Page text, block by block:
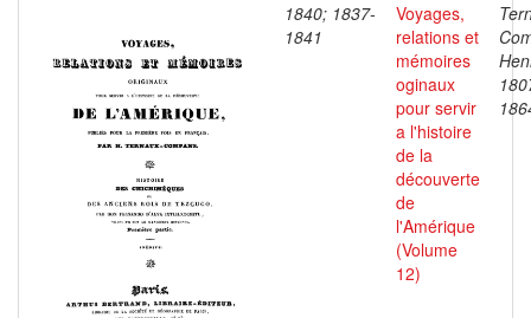
1840; 1837-
1841
Voyages,
relations et
mémoires
oginaux
pour servir
a l'histoire
de la
découverte
de
l'Amérique
(Volume
12)